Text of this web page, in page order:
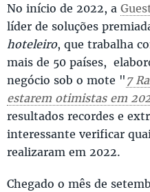
No início de 2022, a
líder de soluções
hoteleiro, que trabalha
mais de 50 países,
negócio sob o mote "7
estarem otimistas em
resultados recordes e
interessante verificar
realizaram em 2022.
Chegado o mês de